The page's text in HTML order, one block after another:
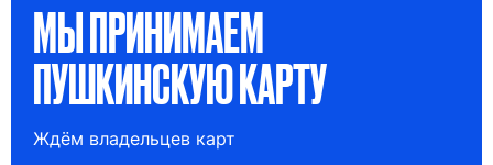
МЫ ПРИНИМАЕМ
ПУШКИНСКУЮ КАРТУ
Ждём владельцев карт